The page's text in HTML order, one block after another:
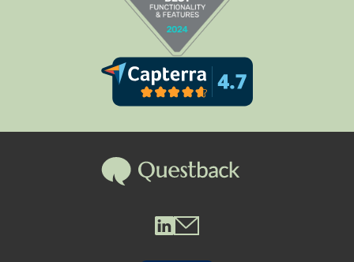
Questback LinkedIn
Questback Mail